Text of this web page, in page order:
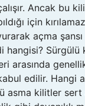
Ancak bu
için
açma şansı
hangisi? Sürgülü
arasında
edilir. Hangi
asma kilitler sert